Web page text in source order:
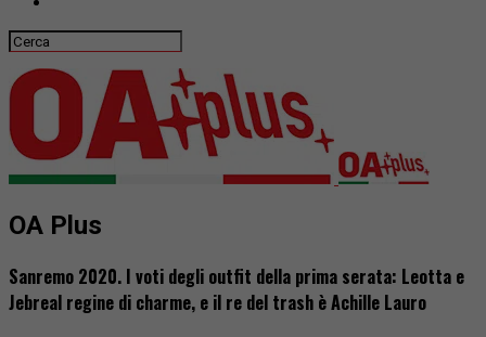
OA Plus
Sanremo 2020. I voti degli outfit della prima serata: Leotta e
Jebreal regine di charme, e il re del trash è Achille Lauro